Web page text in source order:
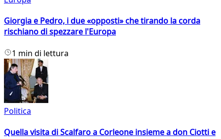
Giorgia e Pedro, i due «opposti» che tirando la corda
rischiano di spezzare l'Europa
1 min di lettura
Politica
Quella visita di Scalfaro a Corleone insieme a don Ciotti e